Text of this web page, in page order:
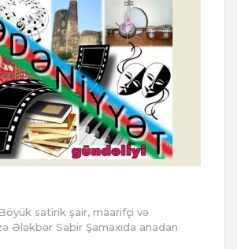
satirik şair, maarifçi və
Ələkbər Sabir Şamaxıda anadan